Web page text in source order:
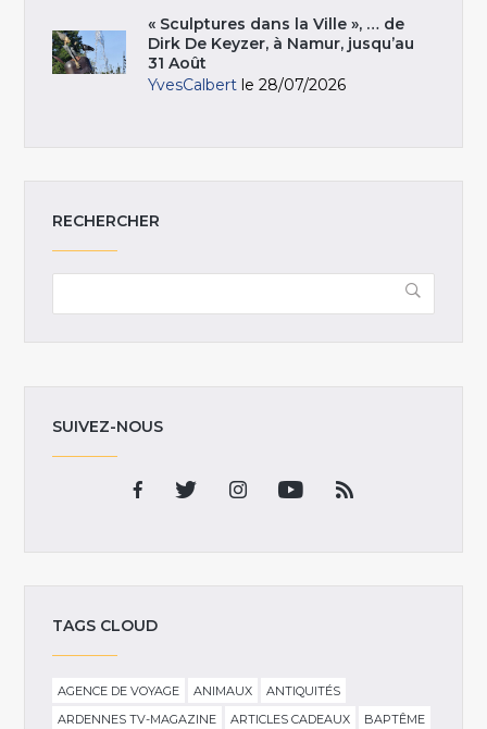
« Sculptures dans la Ville », … de
Dirk De Keyzer, à Namur, jusqu’au
31 Août
YvesCalbert le 28/07/2026
RECHERCHER
SUIVEZ-NOUS
TAGS CLOUD
AGENCE DE VOYAGE ANIMAUX
ANTIQUITÉS
ARDENNES TV-MAGAZINE
ARTICLES CADEAUX
BAPTÊME